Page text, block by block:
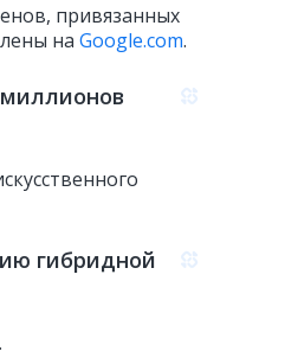
привязанных
на Google.com.
миллионов
гибридной